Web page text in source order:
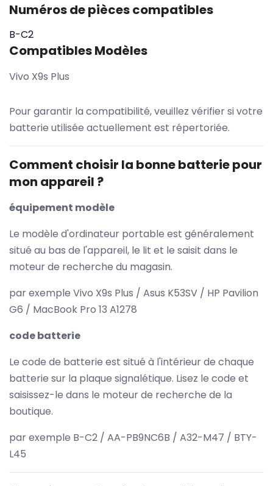
Numéros de pièces compatibles
B-C2
Compatibles Modèles
Vivo X9s Plus
Pour garantir la compatibilité, veuillez vérifier si votre
batterie utilisée actuellement est répertoriée.
Comment choisir la bonne batterie pour
mon appareil ?
équipement modèle
Le modèle d'ordinateur portable est généralement
situé au bas de l'appareil, le lit et le saisit dans le
moteur de recherche du magasin.
par exemple Vivo X9s Plus / Asus K53SV / HP Pavilion
G6 / MacBook Pro 13 A1278
code batterie
Le code de batterie est situé à l'intérieur de chaque
batterie sur la plaque signalétique. Lisez le code et
saisissez-le dans le moteur de recherche de la
boutique.
par exemple B-C2 / AA-PB9NC6B / A32-M47 / BTY-
L45